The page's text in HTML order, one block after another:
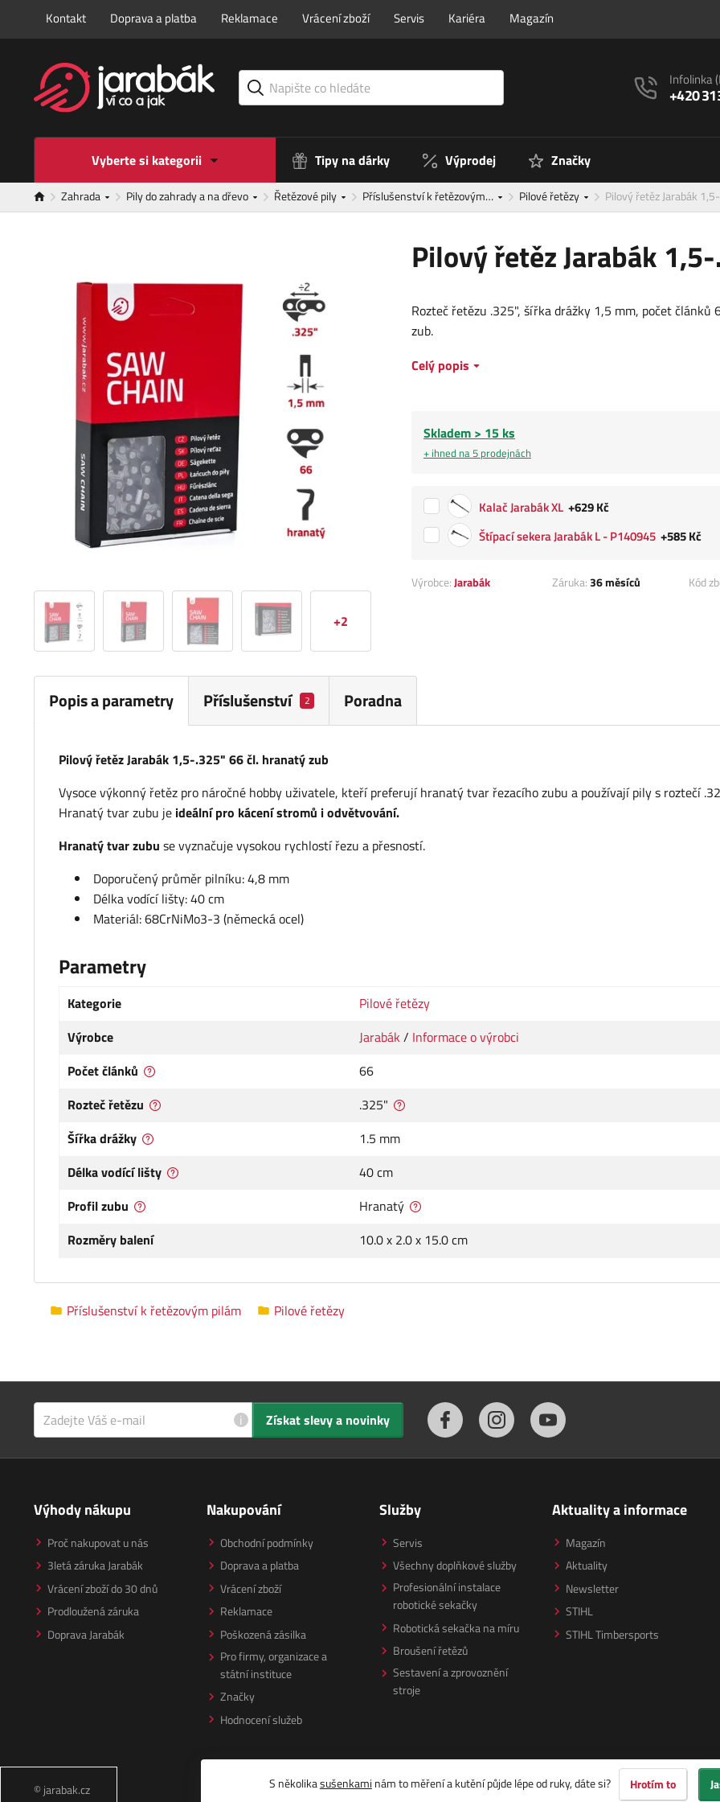
Kontakt Doprava a platba Reklamace Vrácení zboží Servis Kariéra Magazín
Infolinka
+420
Vyberte si kategorii Tipy na dárky Výprodej Značky
Zahrada Pily do zahrady a na dřevo Řetězové pily Příslušenství k řetězovým… Pilové řetězy Pilový řetěz Jarabák
Pilový řetěz Jarabák
+2
Rozteč řetězu .325", šířka drážky 1,5 mm, počet článků
zub.
Celý popis
Skladem > 15 ks
+ ihned na 5 prodejnách
Kalač Jarabák XL +629 Kč
Štípací sekera Jarabák L - P140945 +585 Kč
Výrobce:Jarabák Záruka:36 měsíců Kód
Popis a parametry Příslušenství 2 Poradna
Pilový řetěz Jarabák 1,5-.325" 66 čl. hranatý zub
Vysoce výkonný řetěz pro náročné hobby uživatele, kteří preferují hranatý tvar řezacího zubu a používají pily s roztečí
Hranatý tvar zubu je ideální pro kácení stromů i odvětvování.
Hranatý tvar zubu se vyznačuje vysokou rychlostí řezu a přesností.
Doporučený průměr pilníku: 4,8 mm
Délka vodící lišty: 40 cm
Materiál: 68CrNiMo3-3 (německá ocel)
Parametry
Kategorie
Pilové řetězy
Výrobce
Jarabák / Informace o výrobci
Počet článků
66
Rozteč řetězu
.325"
Šířka drážky
1.5 mm
Délka vodící lišty
40 cm
Profil zubu
Hranatý
Rozměry balení
10.0 x 2.0 x 15.0 cm
Příslušenství k řetězovým pilám Pilové řetězy
i Získat slevy a novinky
Výhody nákupu
Proč nakupovat u nás
3letá záruka Jarabák
Vrácení zboží do 30 dnů
Prodloužená záruka
Doprava Jarabák
Nakupování
Obchodní podmínky
Doprava a platba
Vrácení zboží
Reklamace
Poškozená zásilka
Pro firmy, organizace a
státní instituce
Značky
Hodnocení služeb
Služby
Servis
Všechny doplňkové služby
Profesionální instalace
robotické sekačky
Robotická sekačka na míru
Broušení řetězů
Sestavení a zprovoznění
stroje
Aktuality a informace
Magazín
Aktuality
Newsletter
STIHL
STIHL Timbersports
© jarabak.cz S několikasušenkami nám to měření a kutění půjde lépe od ruky, dáte si? Hrotím to